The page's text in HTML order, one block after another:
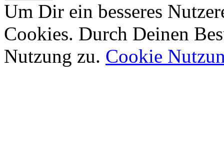
Um Dir ein besseres
Cookies. Durch Deinen
Nutzung zu. Cookie